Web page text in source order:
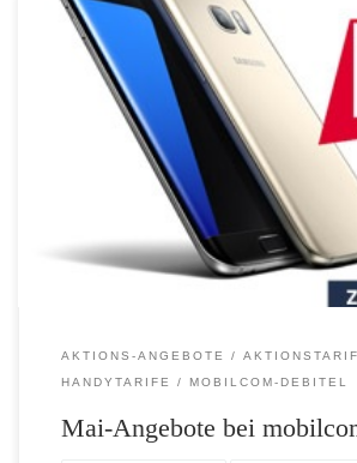
Bei mobilcom-debitel im Mai die Handys
edge und Allnetflats mit bis zu 6 GB LTE
Netz oder Vodafone D2-Netz Die brandneuen
Samsung Galaxy S7 und Samsung S7 edge +
Allnet-Flat im Vodafone-Red Tarif mit
AKTIONS-ANGEBOTE
HANDYTARIFE
MOBILCOM-DEBITEL
Mai-Angebote bei